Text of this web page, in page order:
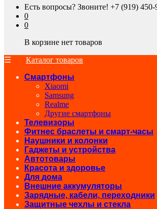
Есть вопросы? Звоните! +7 (919) 450-
0
0
В корзине нет товаров
Каталог товаров
Смартфоны
Xiaomi
Samsung
Realme
Другие смартфоны
Телевизоры
Фитнес браслеты и смарт-часы
Наушники и колонки
Гаджеты и устройства
Автотовары
Красота и здоровье
Для дома
Внешние аккумуляторы
Зарядные, кабели, переходники
Защитные чехлы и стекла